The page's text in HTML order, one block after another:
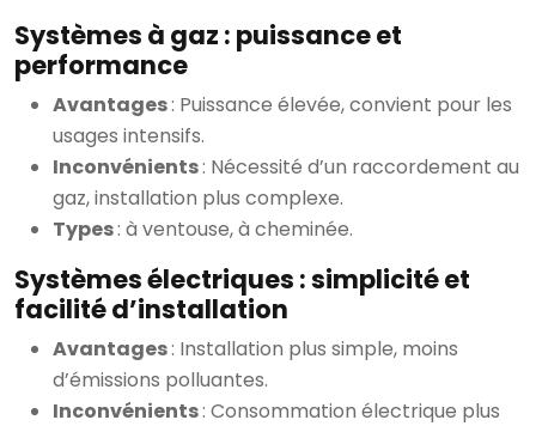
Systèmes à gaz : puissance et
performance
Avantages: Puissance élevée, convient pour les
usages intensifs.
Inconvénients: Nécessité d’un raccordement au
gaz, installation plus complexe.
Types: à ventouse, à cheminée.
Systèmes électriques : simplicité et
facilité d’installation
Avantages: Installation plus simple, moins
d’émissions polluantes.
Inconvénients: Consommation électrique plus